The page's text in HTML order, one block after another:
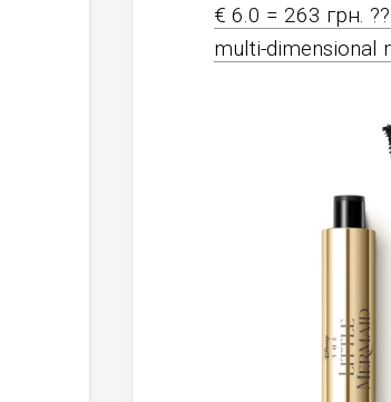
€ 6.0 = 263 грн.
multi-dimensional